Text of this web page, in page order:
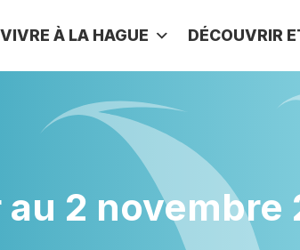
VIVRE À LA HAGUE DÉCOUVRIR
2 novembre